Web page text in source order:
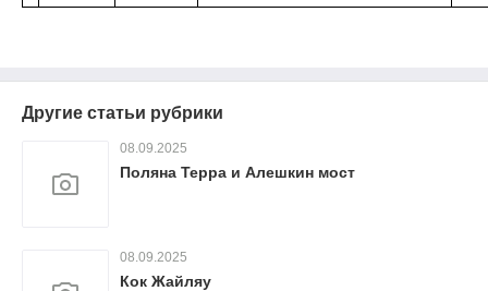
Другие статьи рубрики
08.09.2025
Поляна Терра и Алешкин мост
08.09.2025
Кок Жайляу